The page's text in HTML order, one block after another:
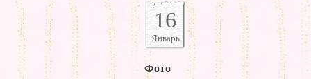
16
Январь
Фото